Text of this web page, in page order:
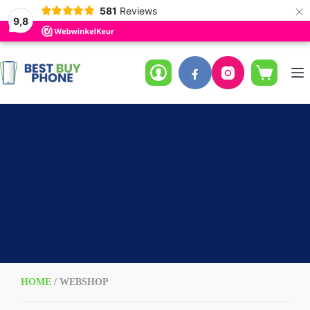
9,8
581 Reviews ×
Ga
naar
de
inhoud
HOME / WEBSHOP